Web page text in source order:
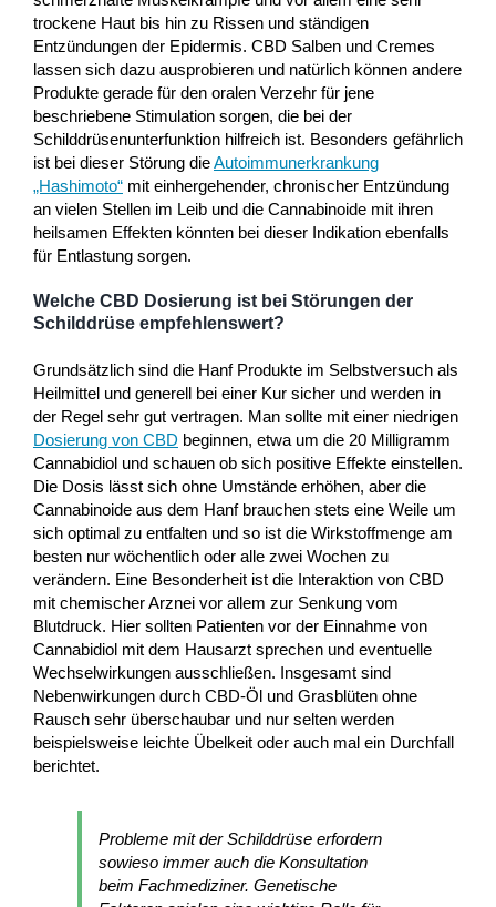
trockene Haut bis hin zu Rissen und ständigen
Entzündungen der Epidermis. CBD Salben und Cremes
lassen sich dazu ausprobieren und natürlich können andere
Produkte gerade für den oralen Verzehr für jene
beschriebene Stimulation sorgen, die bei der
Schilddrüsenunterfunktion hilfreich ist. Besonders gefährlich
ist bei dieser Störung dieAutoimmunerkrankung
„Hashimoto“mit einhergehender, chronischer Entzündung
an vielen Stellen im Leib und die Cannabinoide mit ihren
heilsamen Effekten könnten bei dieser Indikation ebenfalls
für Entlastung sorgen.
Welche CBD Dosierung ist bei Störungen der
Schilddrüse empfehlenswert?
Grundsätzlich sind die Hanf Produkte im Selbstversuch als
Heilmittel und generell bei einer Kur sicher und werden in
der Regel sehr gut vertragen. Man sollte mit einer niedrigen
Dosierung von CBD beginnen, etwa um die 20 Milligramm
Cannabidiol und schauen ob sich positive Effekte einstellen.
Die Dosis lässt sich ohne Umstände erhöhen, aber die
Cannabinoide aus dem Hanf brauchen stets eine Weile um
sich optimal zu entfalten und so ist die Wirkstoffmenge am
besten nur wöchentlich oder alle zwei Wochen zu
verändern. Eine Besonderheit ist die Interaktion von CBD
mit chemischer Arznei vor allem zur Senkung vom
Blutdruck. Hier sollten Patienten vor der Einnahme von
Cannabidiol mit dem Hausarzt sprechen und eventuelle
Wechselwirkungen ausschließen. Insgesamt sind
Nebenwirkungen durch CBD-Öl und Grasblüten ohne
Rausch sehr überschaubar und nur selten werden
beispielsweise leichte Übelkeit oder auch mal ein Durchfall
berichtet.
Probleme mit der Schilddrüse erfordern
sowieso immer auch die Konsultation
beim Fachmediziner. Genetische